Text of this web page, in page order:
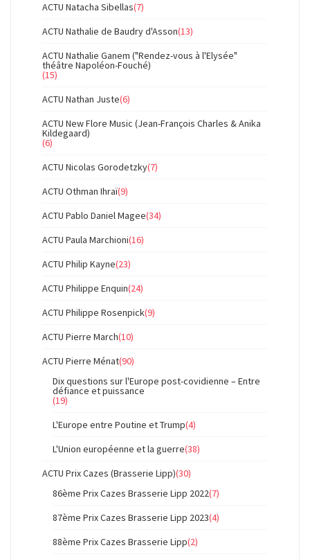
ACTU Natacha Sibellas(7)
ACTU Nathalie de Baudry d'Asson(13)
ACTU Nathalie Ganem ("Rendez-vous à l'Elysée"
théâtre Napoléon-Fouché)
(15)
ACTU Nathan Juste(6)
ACTU New Flore Music (Jean-François Charles & Anika
Kildegaard)
(6)
ACTU Nicolas Gorodetzky(7)
ACTU Othman Ihraï(9)
ACTU Pablo Daniel Magee(34)
ACTU Paula Marchioni(16)
ACTU Philip Kayne(23)
ACTU Philippe Enquin(24)
ACTU Philippe Rosenpick(9)
ACTU Pierre March(10)
ACTU Pierre Ménat(90)
Dix questions sur l'Europe post-covidienne – Entre
défiance et puissance
(19)
L'Europe entre Poutine et Trump(4)
L'Union européenne et la guerre(38)
ACTU Prix Cazes (Brasserie Lipp)(30)
86ème Prix Cazes Brasserie Lipp 2022(7)
87ème Prix Cazes Brasserie Lipp 2023(4)
88ème Prix Cazes Brasserie Lipp(2)